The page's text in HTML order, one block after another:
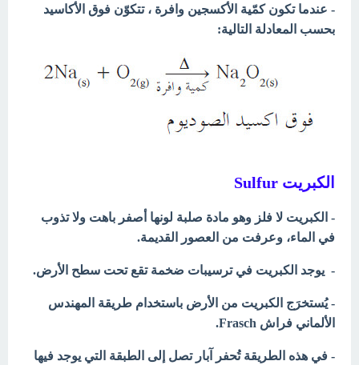
- عندما تكون كمّية الأكسجين وافرة ، تتكوّن فوق الأكاسيد
بحسب المعادلة التالية:
الكبريت Sulfur
- الكبريت لا فلز وهو مادة صلبة لونها أصفر باهت ولا تذوب
في الماء، وعرفت من العصور القديمة.
- يوجد الكبريت في ترسيبات ضخمة تقع تحت سطح الأرض.
- يُستخرَج الكبريت من الأرض باستخدام طريقة المهندس
الألماني فراش Frasch.
- في هذه الطريقة تُحفر آبار تصل إلى الطبقة التي يوجد فيها